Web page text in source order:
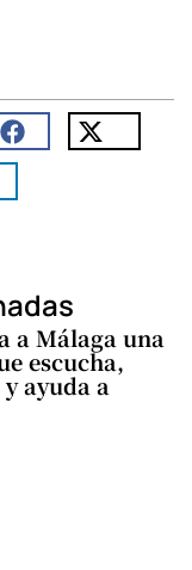
a Málaga una
escucha,
ayuda a